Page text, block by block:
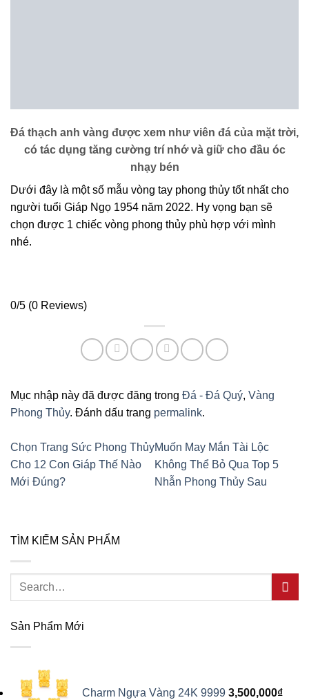
Đá thạch anh vàng được xem như viên đá của mặt trời,
có tác dụng tăng cường trí nhớ và giữ cho đầu óc
nhạy bén
Dưới đây là một số mẫu vòng tay phong thủy tốt nhất cho
người tuổi Giáp Ngọ 1954 năm 2022. Hy vọng bạn sẽ
chọn được 1 chiếc vòng phong thủy phù hợp với mình
nhé.
0/5 (0 Reviews)
Mục nhập này đã được đăng trong Đá - Đá Quý, Vàng
Phong Thủy. Đánh dấu trang permalink.
Chọn Trang Sức Phong Thủy
Cho 12 Con Giáp Thế Nào
Mới Đúng?
Muốn May Mắn Tài Lộc
Không Thể Bỏ Qua Top 5
Nhẫn Phong Thủy Sau
TÌM KIẾM SẢN PHẨM
Search
Sản Phẩm Mới
Charm Ngựa Vàng 24K 9999 3,500,000₫